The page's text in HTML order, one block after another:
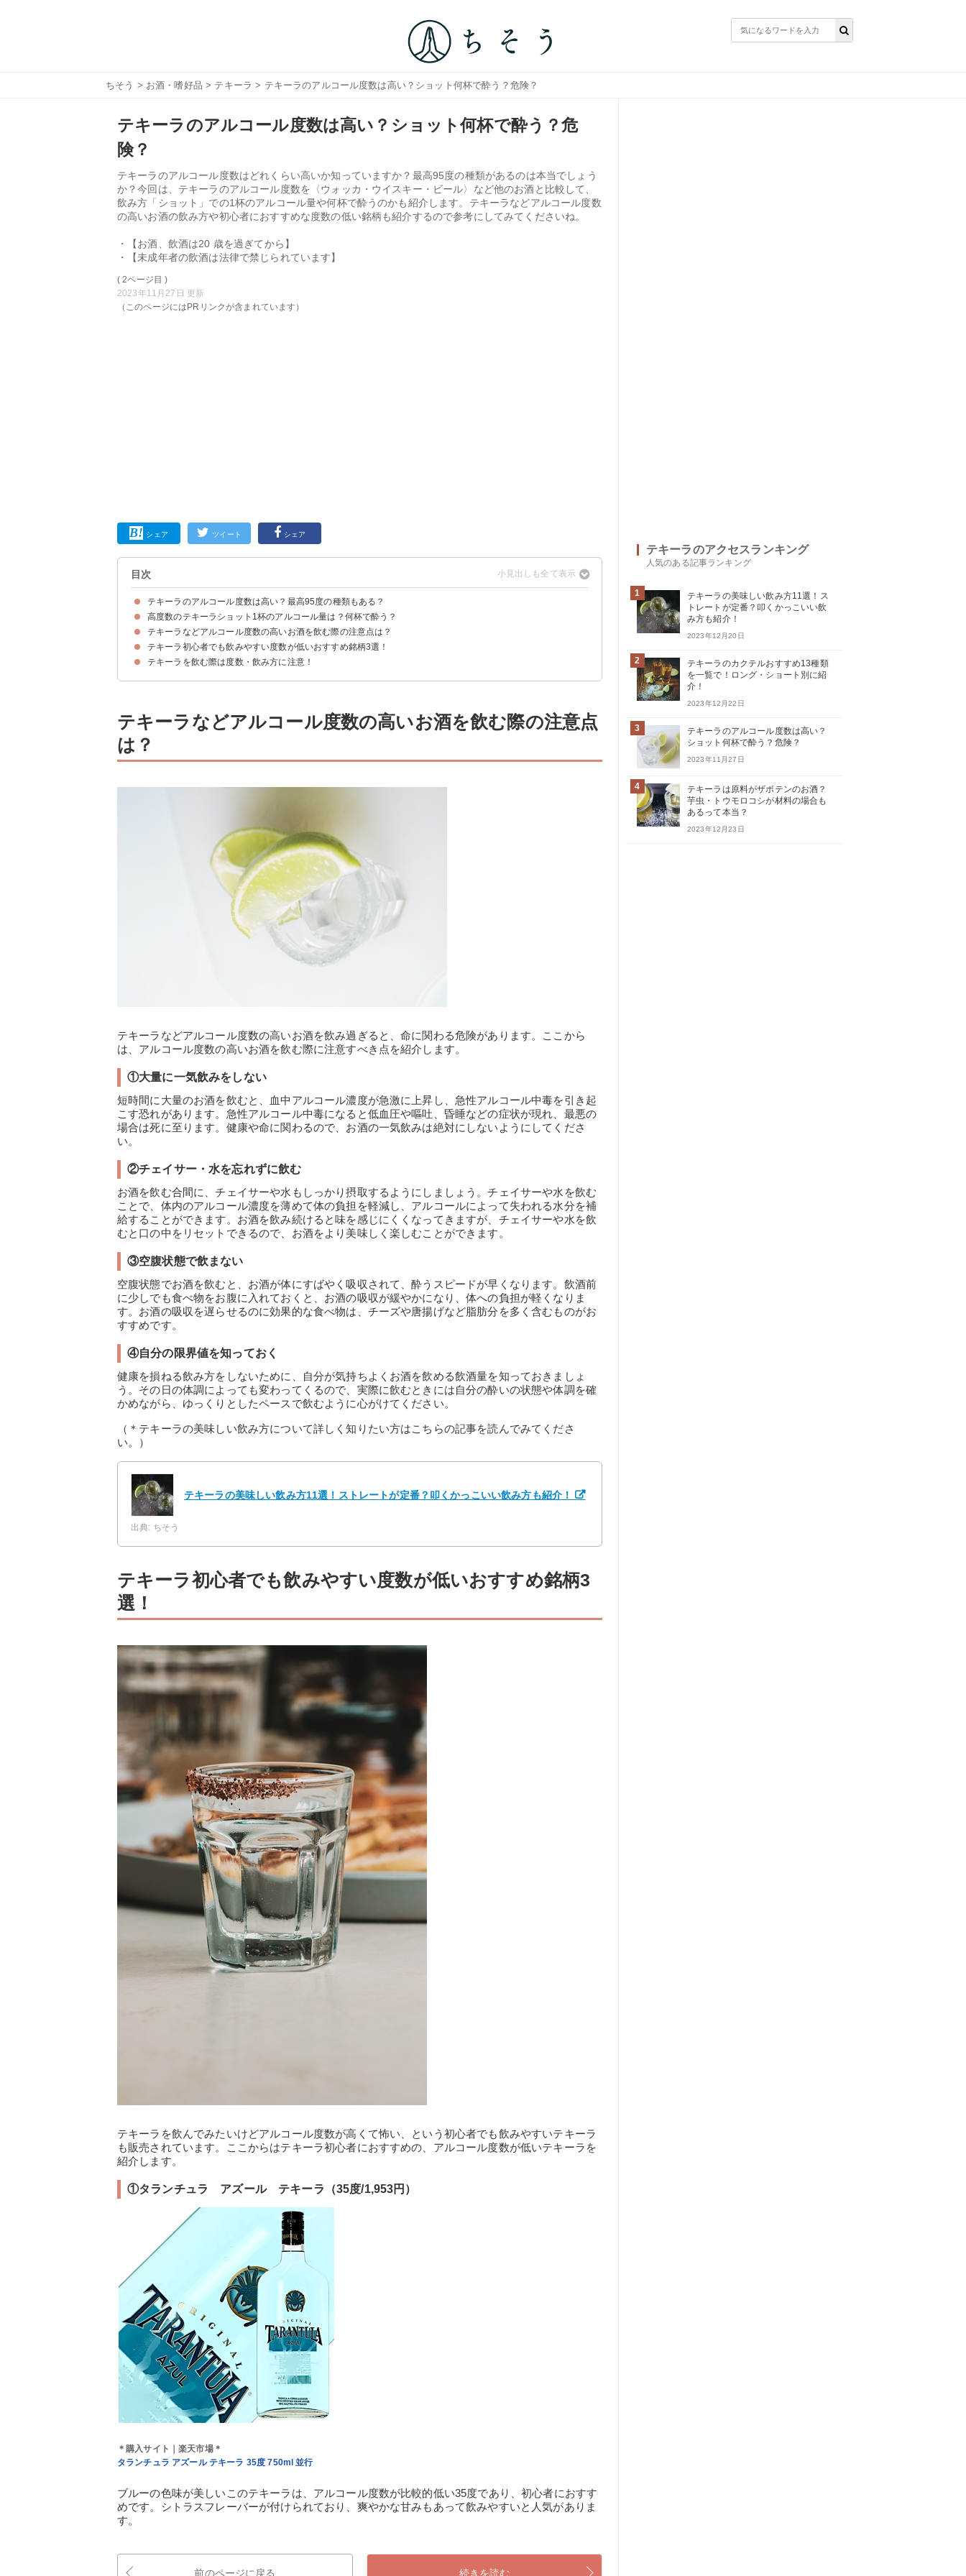
ちそう > お酒・嗜好品 > テキーラ > テキーラのアルコール度数は高い？ショット何杯で酔う？危険？
テキーラのアルコール度数は高い？ショット何杯で酔う？危
険？
テキーラのアルコール度数はどれくらい高いか知っていますか？最高95度の種類があるのは本当でしょう
か？今回は、テキーラのアルコール度数を〈ウォッカ・ウイスキー・ビール〉など他のお酒と比較して、
飲み方「ショット」での1杯のアルコール量や何杯で酔うのかも紹介します。テキーラなどアルコール度数
の高いお酒の飲み方や初心者におすすめな度数の低い銘柄も紹介するので参考にしてみてくださいね。
・【お酒、飲酒は20 歳を過ぎてから】
・【未成年者の飲酒は法律で禁じられています】
( 2ページ目 )
2023年11月27日 更新
（このページにはPRリンクが含まれています）
シェア ツイート シェア
目次
テキーラのアルコール度数は高い？最高95度の種類もある？
テキーラはアルコール度数「35〜55度」のお酒
95度のテキーラは存在しない
テキーラの度数をウォッカ・ビールなど他のお酒と比較すると？
高度数のテキーラショット1杯のアルコール量は？何杯で酔う？
テキーラショット1杯（30ml）のアルコール量は「約10g」
テキーラショット杯数別のアルコール量と酔い具合の目安
テキーラなどアルコール度数の高いお酒を飲む際の注意点は？
①大量に一気飲みをしない
②チェイサー・水を忘れずに飲む
③空腹状態で飲まない
④自分の限界値を知っておく
テキーラ初心者でも飲みやすい度数が低いおすすめ銘柄3選！
①タランチュラ アズール テキーラ（35度/1,953円）
②アライゴ レポサド テキーラ（35度/3,960円）
③ドンフリオ アネホ（38度/7,348円）
テキーラを飲む際は度数・飲み方に注意！
テキーラなどアルコール度数の高いお酒を飲む際の注意点
は？
テキーラなどアルコール度数の高いお酒を飲み過ぎると、命に関わる危険があります。ここから
は、アルコール度数の高いお酒を飲む際に注意すべき点を紹介します。
①大量に一気飲みをしない
短時間に大量のお酒を飲むと、血中アルコール濃度が急激に上昇し、急性アルコール中毒を引き起
こす恐れがあります。急性アルコール中毒になると低血圧や嘔吐、昏睡などの症状が現れ、最悪の
場合は死に至ります。健康や命に関わるので、お酒の一気飲みは絶対にしないようにしてくださ
い。
②チェイサー・水を忘れずに飲む
お酒を飲む合間に、チェイサーや水もしっかり摂取するようにしましょう。チェイサーや水を飲む
ことで、体内のアルコール濃度を薄めて体の負担を軽減し、アルコールによって失われる水分を補
給することができます。お酒を飲み続けると味を感じにくくなってきますが、チェイサーや水を飲
むと口の中をリセットできるので、お酒をより美味しく楽しむことができます。
③空腹状態で飲まない
空腹状態でお酒を飲むと、お酒が体にすばやく吸収されて、酔うスピードが早くなります。飲酒前
に少しでも食べ物をお腹に入れておくと、お酒の吸収が緩やかになり、体への負担が軽くなりま
す。お酒の吸収を遅らせるのに効果的な食べ物は、チーズや唐揚げなど脂肪分を多く含むものがお
すすめです。
④自分の限界値を知っておく
健康を損ねる飲み方をしないために、自分が気持ちよくお酒を飲める飲酒量を知っておきましょ
う。その日の体調によっても変わってくるので、実際に飲むときには自分の酔いの状態や体調を確
かめながら、ゆっくりとしたペースで飲むように心がけてください。
（＊テキーラの美味しい飲み方について詳しく知りたい方はこちらの記事を読んでみてくださ
い。）
テキーラの美味しい飲み方11選！ストレートが定番？叩くかっこいい飲み方も紹介！
出典: ちそう
テキーラ初心者でも飲みやすい度数が低いおすすめ銘柄3
選！
テキーラを飲んでみたいけどアルコール度数が高くて怖い、という初心者でも飲みやすいテキーラ
も販売されています。ここからはテキーラ初心者におすすめの、アルコール度数が低いテキーラを
紹介します。
①タランチュラ アズール テキーラ（35度/1,953円）
＊購入サイト｜楽天市場＊
タランチュラ アズール テキーラ 35度 750ml 並行
ブルーの色味が美しいこのテキーラは、アルコール度数が比較的低い35度であり、初心者におすす
めです。シトラスフレーバーが付けられており、爽やかな甘みもあって飲みやすいと人気がありま
す。
前のページに戻る 続きを読む
テキーラのアクセスランキング
人気のある記事ランキング
1
テキーラの美味しい飲み方11選！ス
トレートが定番？叩くかっこいい飲
み方も紹介！
2023年12月20日
2
テキーラのカクテルおすすめ13種類
を一覧で！ロング・ショート別に紹
介！
2023年12月22日
3
テキーラのアルコール度数は高い？
ショット何杯で酔う？危険？
2023年11月27日
4
テキーラは原料がザボテンのお酒？
芋虫・トウモロコシが材料の場合も
あるって本当？
2023年12月23日